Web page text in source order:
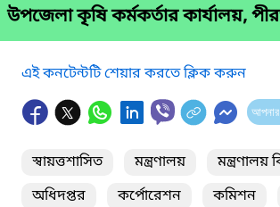
উপজেলা কৃষি কর্মকর্তার কার্যালয়,
এই কনটেন্টটি শেয়ার করতে ক্লিক করুন
স্বায়ত্তশাসিত মন্ত্রণালয়
মন্ত্রণালয়
অধিদপ্তর
কর্পোরেশন কমিশন